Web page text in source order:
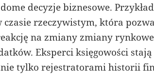
decyzje biznesowe.
rzeczywistym, która
na zmiany zmiany
Eksperci księgowości
tylko rejestratorami historii